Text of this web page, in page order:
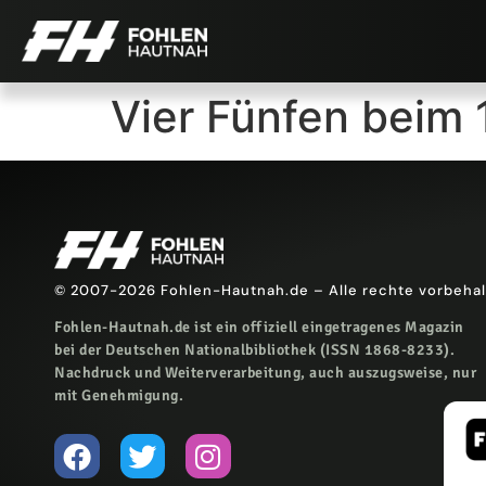
Vier Fünfen beim
© 2007-2026 Fohlen-Hautnah.de – Alle rechte
Fohlen-Hautnah.de ist ein offiziell eingetragenes Magazin
bei der Deutschen Nationalbibliothek (ISSN 1868-8233).
Nachdruck und Weiterverarbeitung, auch auszugsweise, nur
mit Genehmigung.